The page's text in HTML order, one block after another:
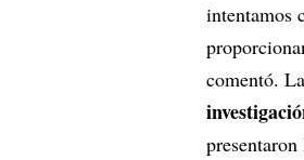
intentamos
comentó.